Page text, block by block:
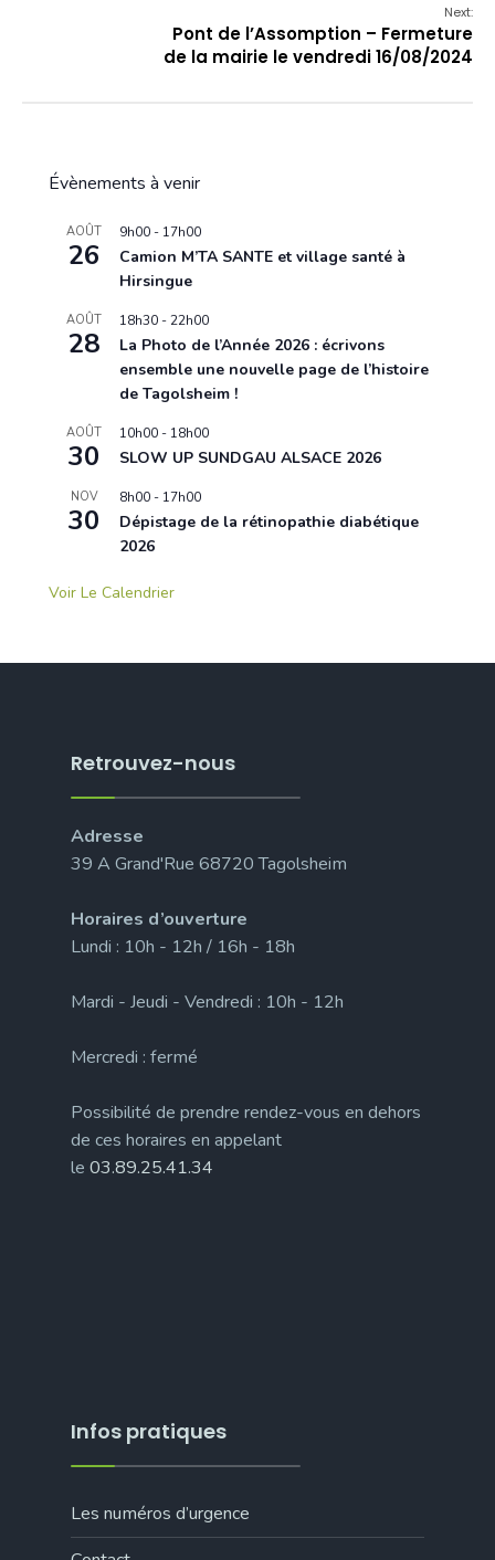
Next:
Pont de l’Assomption – Fermeture
de la mairie le vendredi 16/08/2024
Évènements à venir
AOÛT
26
9h00 - 17h00
Camion M’TA SANTE et village santé à
Hirsingue
AOÛT
28
18h30 -22h00
La Photo de l’Année 2026 : écrivons
ensemble une nouvelle page de l’histoire
de Tagolsheim !
AOÛT
30
10h00 - 18h00
SLOW UP SUNDGAU ALSACE 2026
NOV
30
8h00 - 17h00
Dépistage de la rétinopathie diabétique
2026
Voir Le Calendrier
Retrouvez-nous
Adresse
39 A Grand'Rue 68720 Tagolsheim
Horaires d’ouverture
Lundi : 10h - 12h / 16h - 18h
Mardi - Jeudi - Vendredi : 10h - 12h
Mercredi : fermé
Possibilité de prendre rendez-vous en dehors
de ces horaires en appelant
le 03.89.25.41.34
Infos pratiques
Les numéros d’urgence